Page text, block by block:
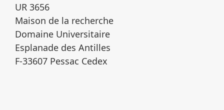
UR 3656
Maison de la recherche
Domaine Universitaire
Esplanade des Antilles
F-33607 Pessac Cedex